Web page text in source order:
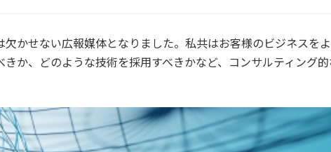
かせない広報媒体となりました。私共はお客様のビジネスを
か、どのような技術を採用すべきかなど、コンサルティング